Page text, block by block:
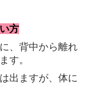
方
、背中から離れ
す。
出ますが、体に